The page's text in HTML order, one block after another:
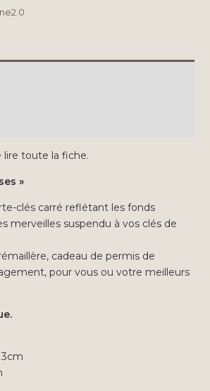
toute la fiche.
»
clés carré reflétant les fonds
merveilles suspendu à vos clés de
cadeau de permis de
pour vous ou votre meilleurs